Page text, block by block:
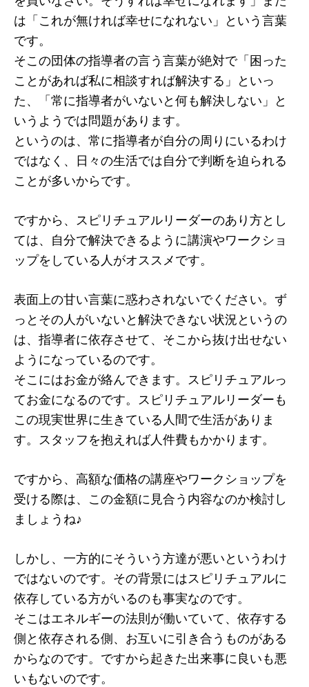
は「これが無ければ幸せになれない」という言葉
です。
そこの団体の指導者の言う言葉が絶対で「困った
ことがあれば私に相談すれば解決する」といっ
た、「常に指導者がいないと何も解決しない」と
いうようでは問題があります。
というのは、常に指導者が自分の周りにいるわけ
ではなく、日々の生活では自分で判断を迫られる
ことが多いからです。
ですから、スピリチュアルリーダーのあり方とし
ては、自分で解決できるように講演やワークショ
ップをしている人がオススメです。
表面上の甘い言葉に惑わされないでください。ず
っとその人がいないと解決できない状況というの
は、指導者に依存させて、そこから抜け出せない
ようになっているのです。
そこにはお金が絡んできます。スピリチュアルっ
てお金になるのです。スピリチュアルリーダーも
この現実世界に生きている人間で生活がありま
す。スタッフを抱えれば人件費もかかります。
ですから、高額な価格の講座やワークショップを
受ける際は、この金額に見合う内容なのか検討し
ましょうね♪
しかし、一方的にそういう方達が悪いというわけ
ではないのです。その背景にはスピリチュアルに
依存している方がいるのも事実なのです。
そこはエネルギーの法則が働いていて、依存する
側と依存される側、お互いに引き合うものがある
からなのです。ですから起きた出来事に良いも悪
いもないのです。